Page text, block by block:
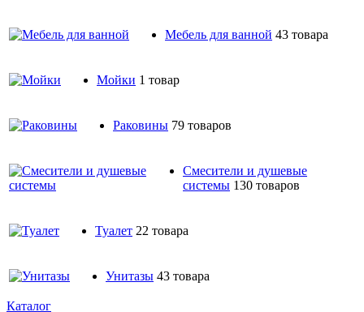
Мебель для ванной 43 товара
Мойки 1 товар
Раковины 79 товаров
Смесители и душевые
системы 130 товаров
Туалет 22 товара
Унитазы 43 товара
Каталог